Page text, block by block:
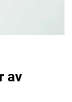
av